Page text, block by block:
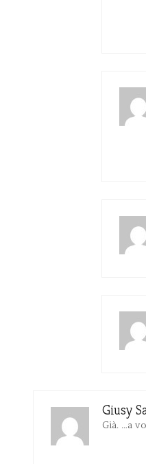
Giusy
Già. …a